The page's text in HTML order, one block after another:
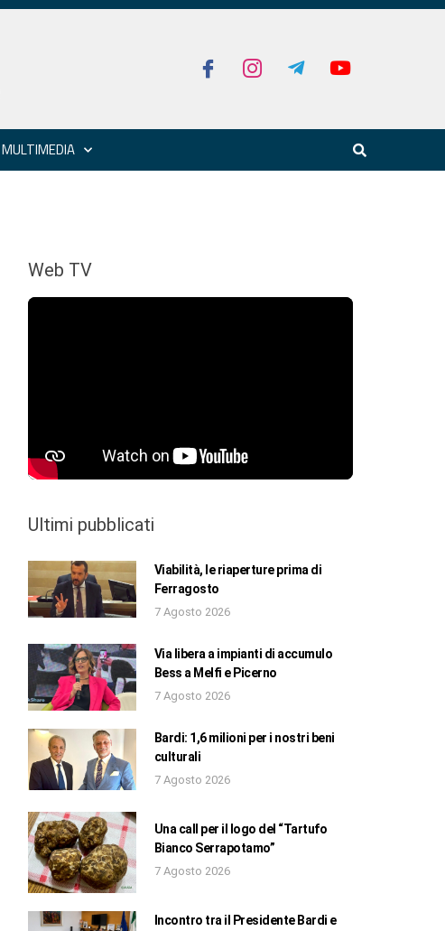
MULTIMEDIA
Web TV
Ultimi pubblicati
Viabilità, le riaperture prima di
Ferragosto
7 Agosto 2026
Via libera a impianti di accumulo
Bess a Melfi e Picerno
7 Agosto 2026
Bardi: 1,6 milioni per i nostri beni
culturali
7 Agosto 2026
Una call per il logo del “Tartufo
Bianco Serrapotamo”
7 Agosto 2026
Incontro tra il Presidente Bardi e